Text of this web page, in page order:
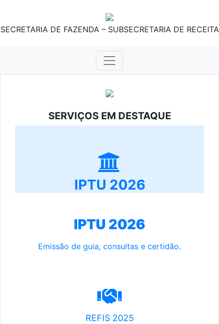
SECRETARIA DE FAZENDA – SUBSECRETARIA DE RECEITA
SERVIÇOS EM DESTAQUE
IPTU 2026
IPTU 2026
Emissão de guia, consultas e certidão.
REFIS 2025